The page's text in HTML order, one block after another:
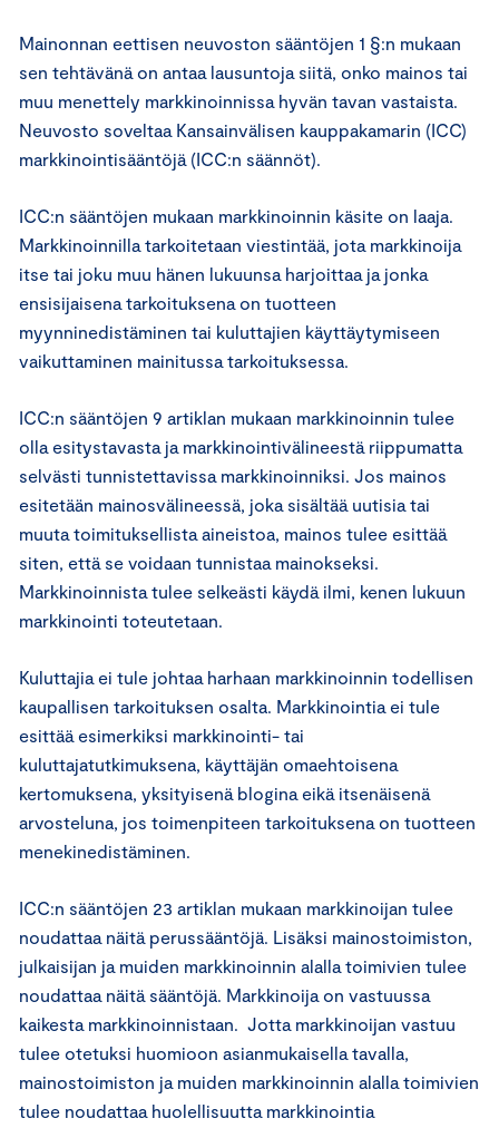
Mainonnan eettisen neuvoston sääntöjen 1 §:n mukaan
sen tehtävänä on antaa lausuntoja siitä, onko mainos tai
muu menettely markkinoinnissa hyvän tavan vastaista.
Neuvosto soveltaa Kansainvälisen kauppakamarin (ICC)
markkinointisääntöjä (ICC:n säännöt).
ICC:n sääntöjen mukaan markkinoinnin käsite on laaja.
Markkinoinnilla tarkoitetaan viestintää, jota markkinoija
itse tai joku muu hänen lukuunsa harjoittaa ja jonka
ensisijaisena tarkoituksena on tuotteen
myynninedistäminen tai kuluttajien käyttäytymiseen
vaikuttaminen mainitussa tarkoituksessa.
ICC:n sääntöjen 9 artiklan mukaan markkinoinnin tulee
olla esitystavasta ja markkinointivälineestä riippumatta
selvästi tunnistettavissa markkinoinniksi. Jos mainos
esitetään mainosvälineessä, joka sisältää uutisia tai
muuta toimituksellista aineistoa, mainos tulee esittää
siten, että se voidaan tunnistaa mainokseksi.
Markkinoinnista tulee selkeästi käydä ilmi, kenen lukuun
markkinointi toteutetaan.
Kuluttajia ei tule johtaa harhaan markkinoinnin todellisen
kaupallisen tarkoituksen osalta. Markkinointia ei tule
esittää esimerkiksi markkinointi- tai
kuluttajatutkimuksena, käyttäjän omaehtoisena
kertomuksena, yksityisenä blogina eikä itsenäisenä
arvosteluna, jos toimenpiteen tarkoituksena on tuotteen
menekinedistäminen.
ICC:n sääntöjen 23 artiklan mukaan markkinoijan tulee
noudattaa näitä perussääntöjä. Lisäksi mainostoimiston,
julkaisijan ja muiden markkinoinnin alalla toimivien tulee
noudattaa näitä sääntöjä. Markkinoija on vastuussa
kaikesta markkinoinnistaan. Jotta markkinoijan vastuu
tulee otetuksi huomioon asianmukaisella tavalla,
mainostoimiston ja muiden markkinoinnin alalla toimivien
tulee noudattaa huolellisuutta markkinointia